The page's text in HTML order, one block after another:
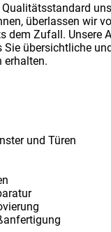
überlassen wir
dem Zufall. Unsere
Sie übersichtliche
erhalten.
und Türen